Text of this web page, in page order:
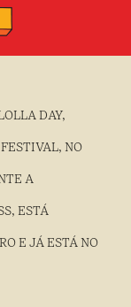
DAY,
NO
A
ESTÁ
E JÁ ESTÁ NO